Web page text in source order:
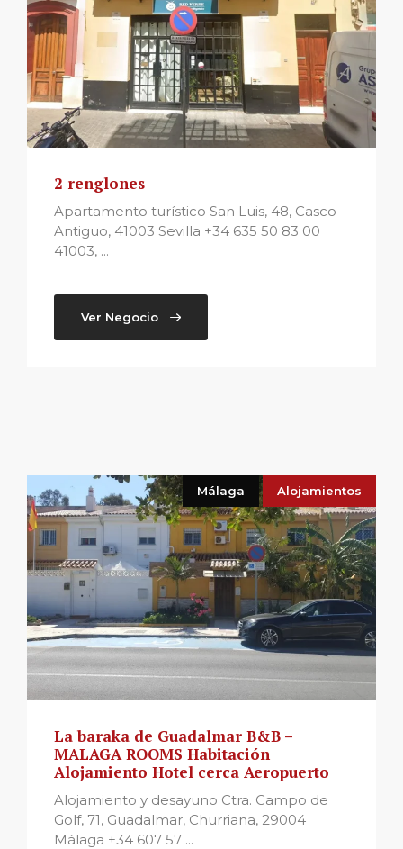
2 renglones
Apartamento turístico San Luis, 48, Casco
Antiguo, 41003 Sevilla +34 635 50 83 00
41003, ...
Ver Negocio
Málaga Alojamientos
La baraka de Guadalmar B&B –
MALAGA ROOMS Habitación
Alojamiento Hotel cerca Aeropuerto
Alojamiento y desayuno Ctra. Campo de
Golf, 71, Guadalmar, Churriana, 29004
Málaga +34 607 57 ...